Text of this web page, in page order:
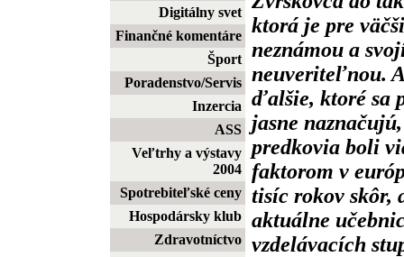
Digitálny svet
Finančné komentáre
Šport
Poradenstvo/Servis
Inzercia
ASS
Veľtrhy a výstavy
2004
Spotrebiteľské ceny
Hospodársky klub
Zdravotníctvo
ktorá je pre
neznámou a
neuveriteľnou.
ďalšie, ktoré sa
jasne
predkovia boli
faktorom v
tisíc rokov skôr,
aktuálne
vzdelávacích